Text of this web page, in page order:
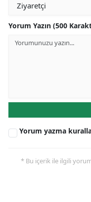
Yorum Yazın (500
Yorum yazma
* Bu içerik ile ilgili